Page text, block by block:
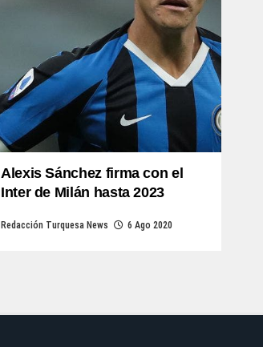
Alexis Sánchez firma con el
Inter de Milán hasta 2023
Redacción Turquesa News 6 Ago 2020